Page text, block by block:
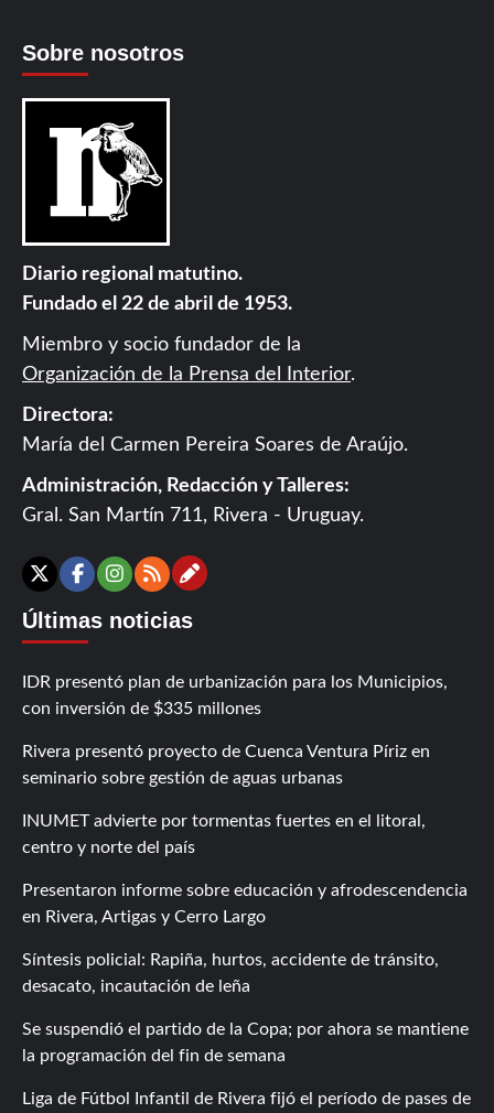
Sobre nosotros
Diario regional matutino.
Fundado el 22 de abril de 1953.
Miembro y socio fundador de la
Organización de la Prensa del Interior.
Directora:
María del Carmen Pereira Soares de Araújo.
Administración, Redacción y Talleres:
Gral. San Martín 711, Rivera - Uruguay.
X Facebook
Instagram
RSSContáctanos
Últimas noticias
IDR presentó plan de urbanización para los Municipios,
con inversión de $335 millones
Rivera presentó proyecto de Cuenca Ventura Píriz en
seminario sobre gestión de aguas urbanas
INUMET advierte por tormentas fuertes en el litoral,
centro y norte del país
Presentaron informe sobre educación y afrodescendencia
en Rivera, Artigas y Cerro Largo
Síntesis policial: Rapiña, hurtos, accidente de tránsito,
desacato, incautación de leña
Se suspendió el partido de la Copa; por ahora se mantiene
la programación del fin de semana
Liga de Fútbol Infantil de Rivera fijó el período de pases de